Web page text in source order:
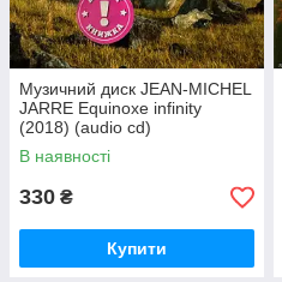
Музичний диск JEAN-MICHEL
JARRE Equinoxe infinity
(2018) (audio cd)
В наявності
330 ₴
Купити